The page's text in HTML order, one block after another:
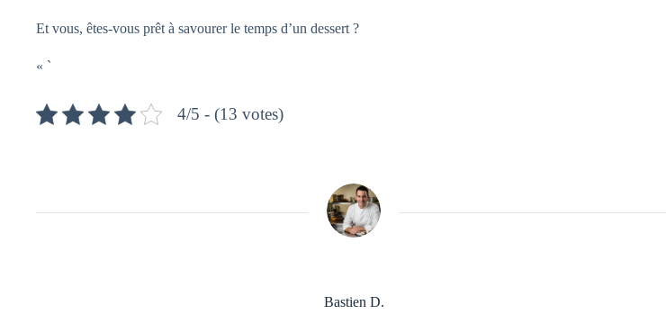
Et vous, êtes-vous prêt à savourer le temps d’un dessert ?
« `
4/5 - (13 votes)
Bastien D.